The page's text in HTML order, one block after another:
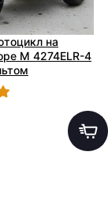
на
M 4274ELR-4